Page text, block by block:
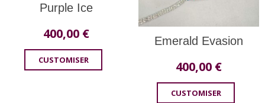
Purple Ice
400,00 €
CUSTOMISER
Emerald Evasion
400,00 €
CUSTOMISER